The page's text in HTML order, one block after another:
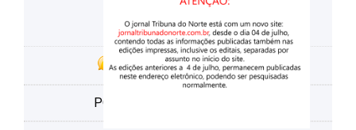
ACESSO À INFORMAÇÃO
PORTAL DA TRANSPARÊNCIA